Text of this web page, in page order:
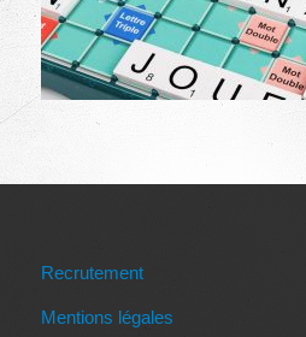
Recrutement
Mentions légales